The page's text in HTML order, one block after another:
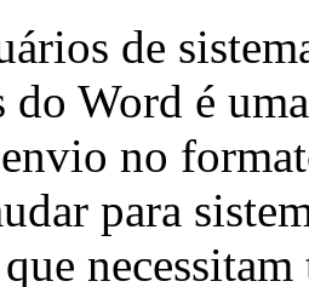
de
do Word é
no
para
que